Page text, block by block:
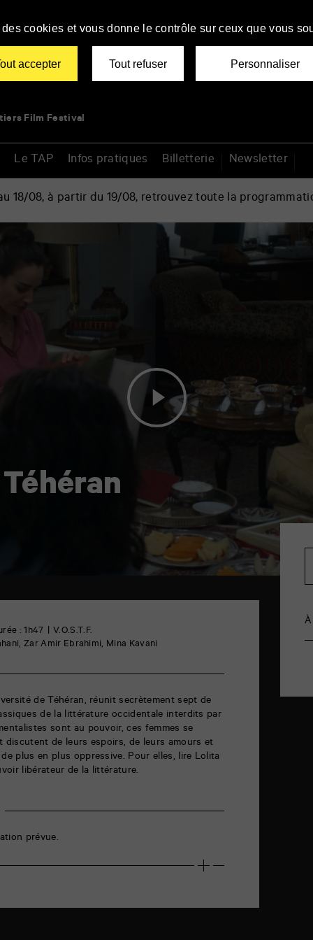
Film Festival
Le TAP Infos pratiques Billetterie Newsletter
18/08, à partir du 19/08, retrouvez toute la
: 1h47
V.O.S.T.F.
Zar Amir Ebrahimi, Mina Kavani
de Téhéran, réunit secrètement sept de
de la littérature occidentale interdits par
sont au pouvoir, ces femmes se
de leurs espoirs, de leurs amours et
plus en plus oppressive. Pour elles, lire Lolita
libérateur de la littérature.
prévue.
cookies et vous donne le contrôle sur ceux que vous
accepter Tout refuser Personnaliser